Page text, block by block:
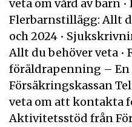
veta om vård av barn •
Flerbarnstillägg: Allt
och 2024 •
Allt du behöver veta •
föräldrapenning –
Försäkringskassan
veta om att kontakta
Aktivitetsstöd från